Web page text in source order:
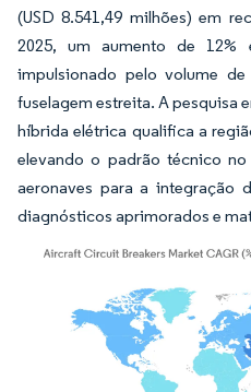
(USD 8.541,49 milhões) em
2025, um aumento de
impulsionado pelo volume
fuselagem estreita. A pesquisa
híbrida elétrica qualifica a
elevando o padrão técnico
aeronaves para a integração
diagnósticos aprimorados e